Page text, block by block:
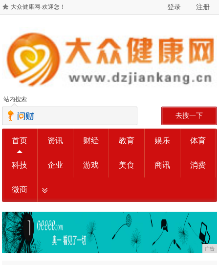
大众健康网-欢迎您！ 登录 注册
站内搜索
去搜一下
首页 资讯 财经 教育 娱乐 体育
科技 企业 游戏 美食 商讯 消费
微商
广告